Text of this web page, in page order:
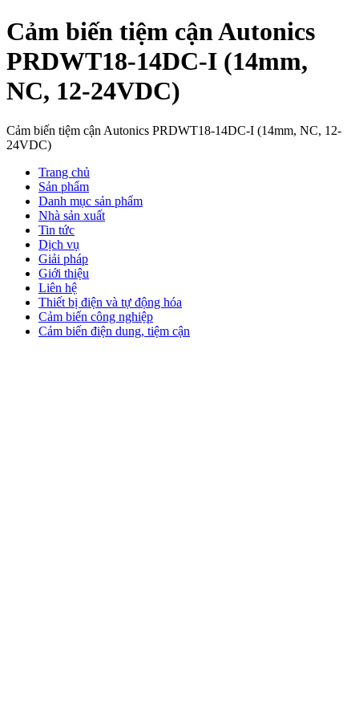
Cảm biến tiệm cận Autonics
PRDWT18-14DC-I (14mm,
NC, 12-24VDC)
Cảm biến tiệm cận Autonics PRDWT18-14DC-I (14mm, NC, 12-
24VDC)
Trang chủ
Sản phẩm
Danh mục sản phẩm
Nhà sản xuất
Tin tức
Dịch vụ
Giải pháp
Giới thiệu
Liên hệ
Thiết bị điện và tự động hóa
Cảm biến công nghiệp
Cảm biến điện dung, tiệm cận